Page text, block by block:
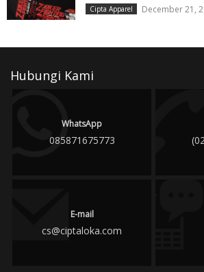
Cipta Apparel December 21,
Hubungi Kami
WhatsApp
085871675773
E-mail
cs@ciptaloka.com